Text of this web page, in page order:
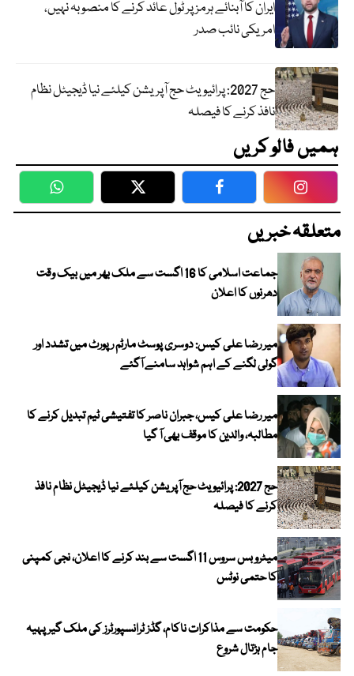
ایران کا آبنائے ہرمز پر ٹول عائد کرنے کا منصوبہ نہیں،
امریکی نائب صدر
حج 2027: پرائیویٹ حج آپریشن کیلئے نیا ڈیجیٹل نظام
نافذ کرنے کا فیصلہ
ہمیں فالو کریں
WhatsApp Twitter Facebook
متعلقہ خبریں
جماعت اسلامی کا 16 اگست سے ملک بھر میں بیک وقت
دھرنوں کا اعلان
میر رضا علی کیس: دوسری پوسٹ مارٹم رپورٹ میں تشدد اور
گولی لگنے کے اہم شواہد سامنے آگئے
میر رضا علی کیس، جبران ناصر کا تفتیشی ٹیم تبدیل کرنے کا
مطالبہ، والدین کا موقف بھی آ گیا
حج 2027: پرائیویٹ حج آپریشن کیلئے نیا ڈیجیٹل نظام نافذ
کرنے کا فیصلہ
میٹرو بس سروس 11 اگست سے بند کرنے کا اعلان، نجی کمپنی
کا حتمی نوٹس
حکومت سے مذاکرات ناکام، گڈز ٹرانسپورٹرز کی ملک گیر پہیہ
جام ہڑتال شروع